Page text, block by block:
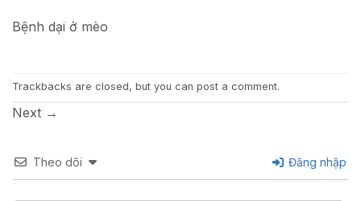
Bệnh dại ở mèo
Trackbacks are closed, but you can post a comment.
Next →
Theo dõi Đăng nhập